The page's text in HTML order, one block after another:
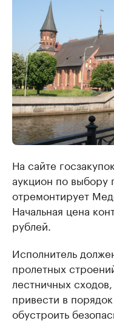
На сайте
аукцион по выбору
отремонтирует
Начальная цена
рублей.
Исполнитель
пролетных
лестничных
привести в
обустроить